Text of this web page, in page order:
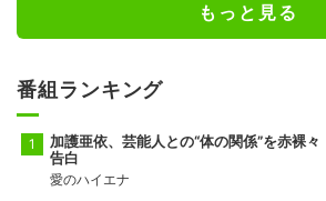
もっと見る
番組ランキング
加護亜依、芸能人との“体の関係”を赤裸々
告白
愛のハイエナ